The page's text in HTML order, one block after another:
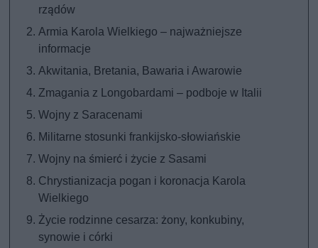
rządów
Armia Karola Wielkiego – najważniejsze
informacje
Akwitania, Bretania, Bawaria i Awarowie
Zmagania z Longobardami – podboje w Italii
Wojny z Saracenami
Militarne stosunki frankijsko-słowiańskie
Wojny na śmierć i życie z Sasami
Chrystianizacja pogan i koronacja Karola
Wielkiego
Życie rodzinne cesarza: żony, konkubiny,
synowie i córki